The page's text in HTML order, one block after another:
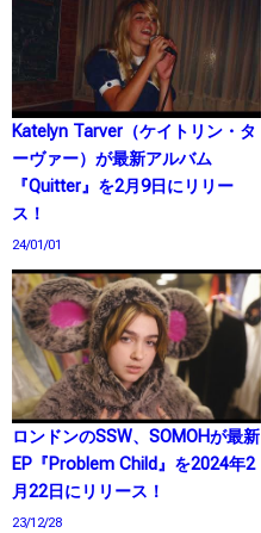
Katelyn Tarver（ケイトリン・タ
ーヴァー）が最新アルバム
『Quitter』を2月9日にリリー
ス！
24/01/01
ロンドンのSSW、SOMOHが最新
EP『Problem Child』を2024年2
月22日にリリース！
23/12/28